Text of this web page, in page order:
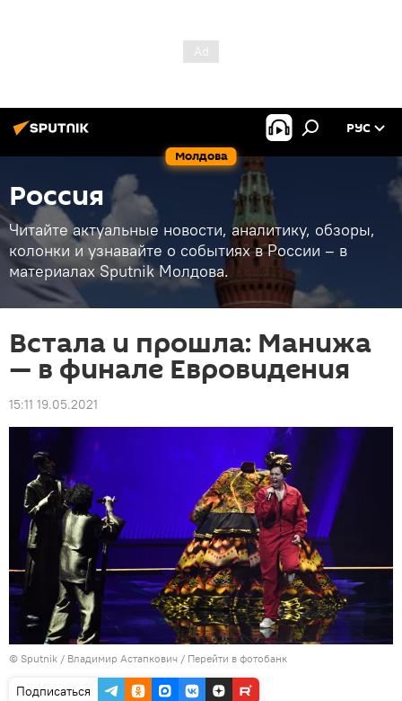
Молдова
РУС
Россия
Читайте актуальные новости, аналитику, обзоры,
колонки и узнавайте о событиях в России – в
материалах Sputnik Молдова.
Встала и прошла: Манижа
— в финале Евровидения
15:11 19.05.2021
© Sputnik / Владимир Астапкович / Перейти в фотобанк
Подписаться